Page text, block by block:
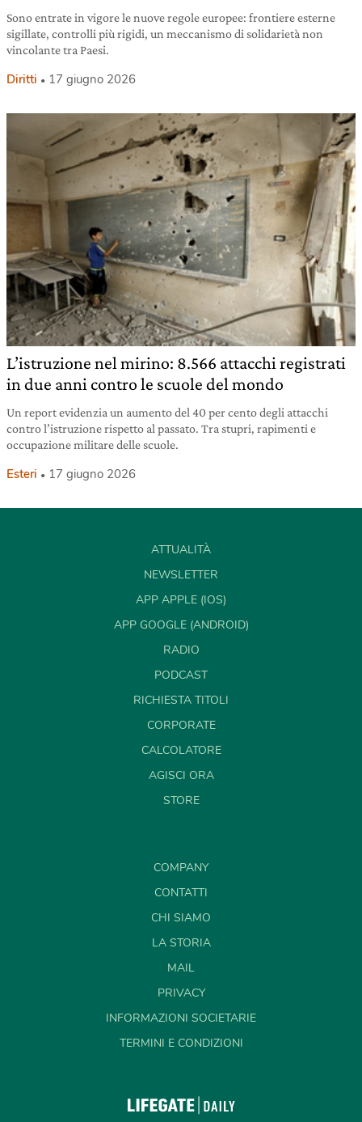
Sono entrate in vigore le nuove regole europee: frontiere esterne
sigillate, controlli più rigidi, un meccanismo di solidarietà non
vincolante tra Paesi.
Diritti 17 giugno 2026
L’istruzione nel mirino: 8.566 attacchi registrati
in due anni contro le scuole del mondo
Un report evidenzia un aumento del 40 per cento degli attacchi
contro l’istruzione rispetto al passato. Tra stupri, rapimenti e
occupazione militare delle scuole.
Esteri 17 giugno 2026
ATTUALITÀ
NEWSLETTER
APP APPLE (IOS)
APP GOOGLE (ANDROID)
RADIO
PODCAST
RICHIESTA TITOLI
CORPORATE
CALCOLATORE
AGISCI ORA
STORE
COMPANY
CONTATTI
CHI SIAMO
LA STORIA
MAIL
PRIVACY
INFORMAZIONI SOCIETARIE
TERMINI E CONDIZIONI